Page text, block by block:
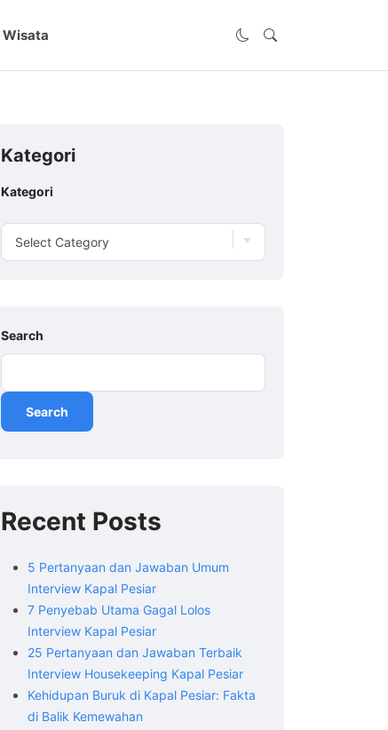
Wisata
Kategori
Kategori
Search
Search
Recent Posts
5 Pertanyaan dan Jawaban Umum
Interview Kapal Pesiar
7 Penyebab Utama Gagal Lolos
Interview Kapal Pesiar
25 Pertanyaan dan Jawaban Terbaik
Interview Housekeeping Kapal Pesiar
Kehidupan Buruk di Kapal Pesiar: Fakta
di Balik Kemewahan